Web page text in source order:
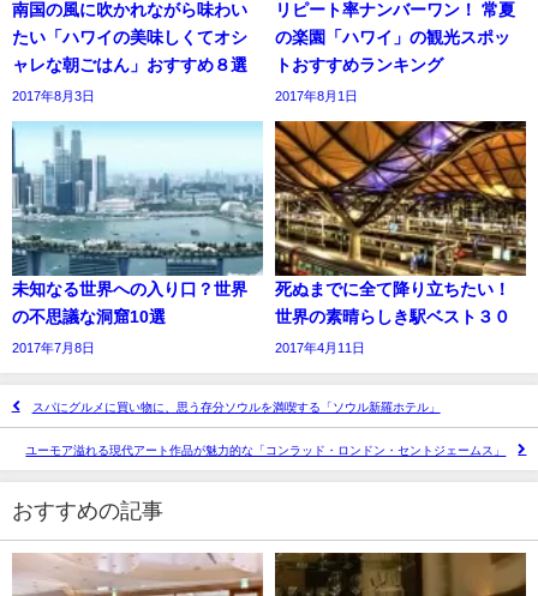
南国の風に吹かれながら味わい
たい「ハワイの美味しくてオシ
ャレな朝ごはん」おすすめ８選
2017年8月3日
リピート率ナンバーワン！ 常夏
の楽園「ハワイ」の観光スポッ
トおすすめランキング
2017年8月1日
未知なる世界への入り口？世界
の不思議な洞窟10選
2017年7月8日
死ぬまでに全て降り立ちたい！
世界の素晴らしき駅ベスト３０
2017年4月11日
スパにグルメに買い物に、思う存分ソウルを満喫する「ソウル新羅ホテル」
ユーモア溢れる現代アート作品が魅力的な「コンラッド・ロンドン・セントジェームス」
おすすめの記事